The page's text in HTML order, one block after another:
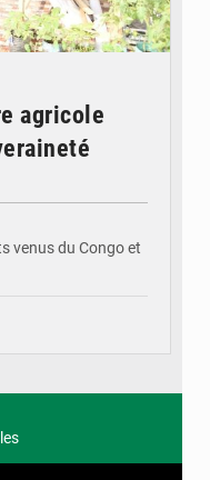
agricole
venus du Congo et